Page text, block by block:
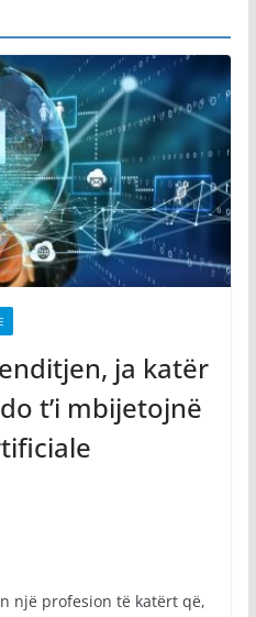
ja katër
t’i mbijetojnë
një profesion të katërt që,